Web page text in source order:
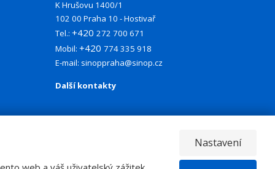
Nastavení
K Hrušovu 1400/1
102 00 Praha 10 - Hostivař
Tel.:+420272 700 671
Mobil:+420774 335 918
E-mail: sinoppraha@sinop.cz
Další kontakty